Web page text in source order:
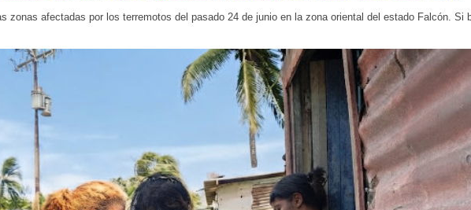
zonas afectadas por los terremotos del pasado 24 de junio en la zona oriental del estado Falcón. Si